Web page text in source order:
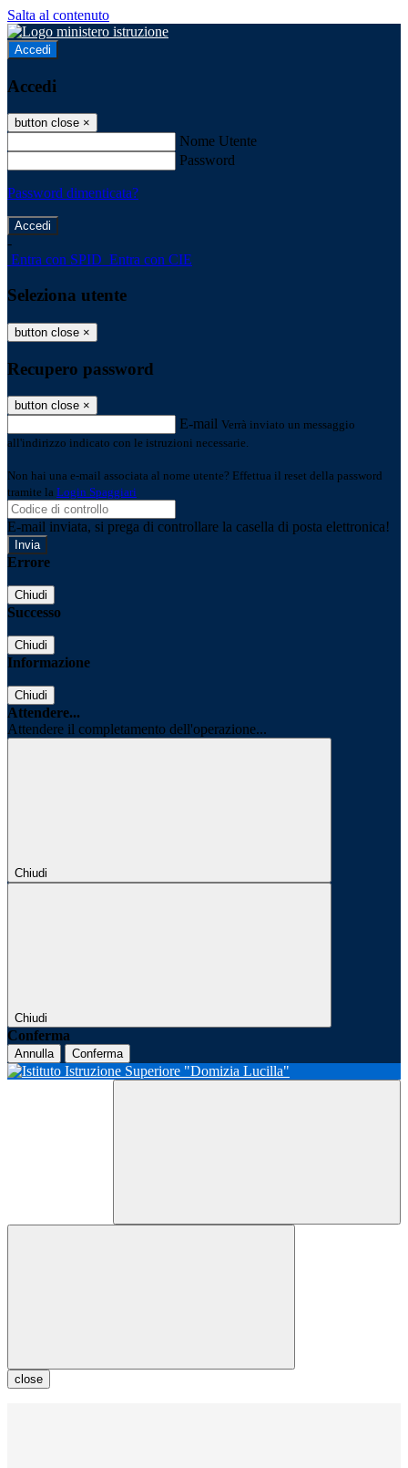
Salta al contenuto
Accedi
Accedi
button close ×
Nome Utente
Password
Password dimenticata?
-
Entra con SPID Entra con CIE
Seleziona utente
button close ×
Recupero password
button close ×
E-mail Verrà inviato un messaggio
all'indirizzo indicato con le istruzioni necessarie.
Non hai una e-mail associata al nome utente? Effettua il reset della password
tramite la Login Spaggiari
E-mail inviata, si prega di controllare la casella di posta elettronica!
Errore
Chiudi
Successo
Chiudi
Informazione
Chiudi
Attendere...
Attendere il completamento dell'operazione...
Chiudi
Chiudi
Conferma
Annulla Conferma
close